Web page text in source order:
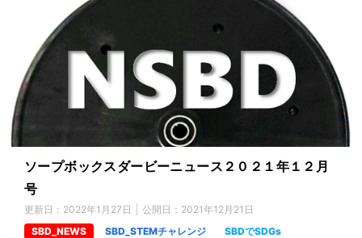
ソープボックスダービーニュース２０２１年１２月
号
更新日： 2022年1月27日 公開日： 2021年12月21日
SBD_NEWS
SBD_STEMチャレンジ
SBDでSDGs